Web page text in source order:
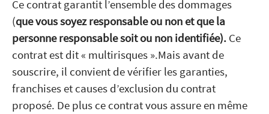
Ce contrat garantit l’ensemble des dommages
(que vous soyez responsable ou non et que la
personne responsable soit ou non identifiée). Ce
contrat est dit « multirisques ».Mais avant de
souscrire, il convient de vérifier les garanties,
franchises et causes d’exclusion du contrat
proposé. De plus ce contrat vous assure en même